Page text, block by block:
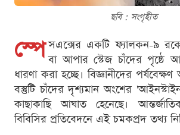
ছবি : সংগৃহীত
স্পে সএক্সের একটি ফ্যালকন-৯
বা আপার স্টেজ চাঁদের পৃষ্ঠে
ধারণা করা হচ্ছে। বিজ্ঞানীদের পর্যবেক্ষণ
বস্তুটি চাঁদের দৃশ্যমান অংশের
কাছাকাছি আঘাত হেনেছে।
বিবিসির প্রতিবেদনে এই চমকপ্রদ তথ্য